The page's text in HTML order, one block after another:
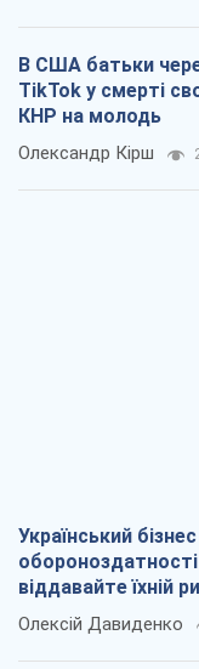
В США батьки
TikTok у смерті
КНР на молодь
Олександр Кірш
Український
обороноздатності
віддавайте їхній
Олексій Давиденко